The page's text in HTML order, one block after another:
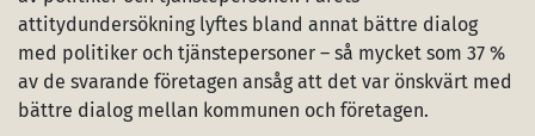
attitydundersökning lyftes bland annat bättre dialog
med politiker och tjänstepersoner – så mycket som 37 %
av de svarande företagen ansåg att det var önskvärt med
bättre dialog mellan kommunen och företagen.